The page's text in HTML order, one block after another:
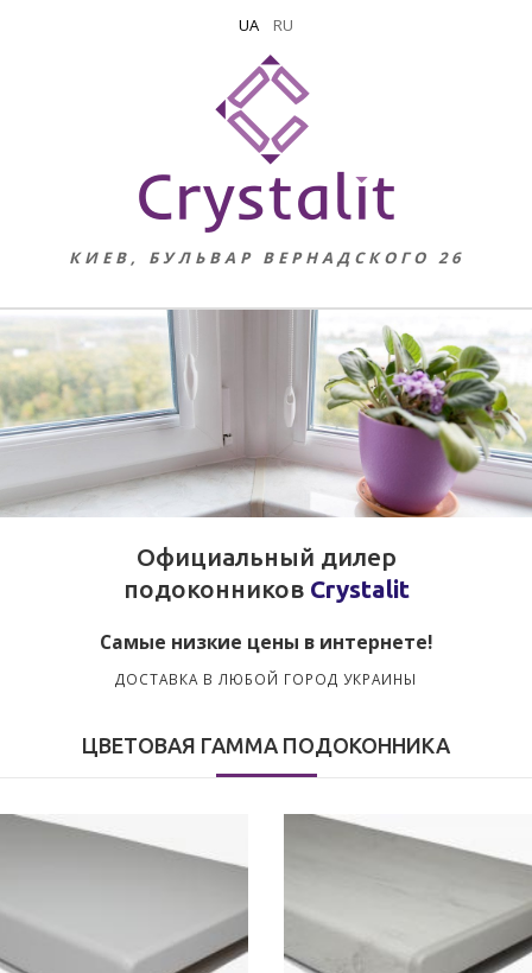
UA RU
КИЕВ, БУЛЬВАР ВЕРНАДСКОГО 26
Официальный дилер
подоконников Crystalit
Самые низкие цены в интернете!
ДОСТАВКА В ЛЮБОЙ ГОРОД УКРАИНЫ
ЦВЕТОВАЯ ГАММА ПОДОКОННИКА